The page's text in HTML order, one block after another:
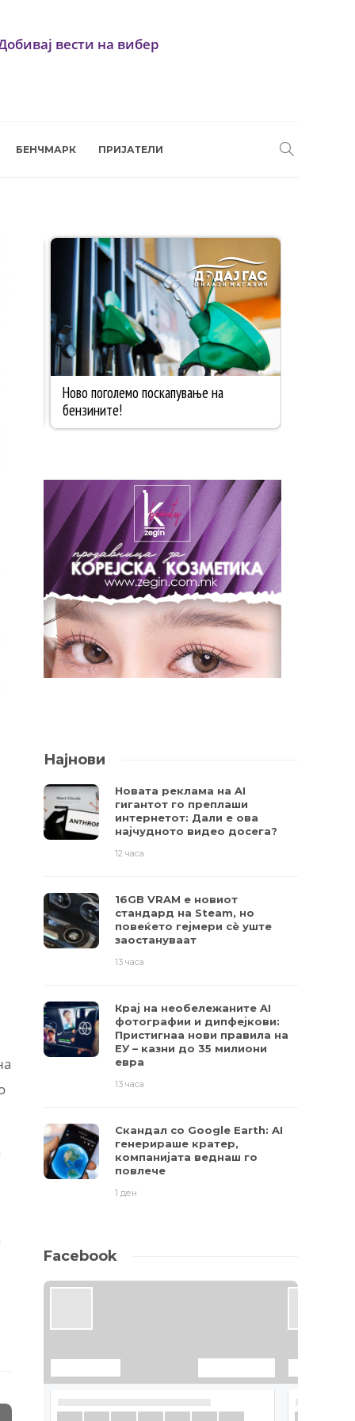
вести на вибер
БЕНЧМАРК ПРИЈАТЕЛИ
Најнови
Новата реклама на AI
гигантот го преплаши
интернетот: Дали е ова
најчудното видео досега?
12 часа
16GB VRAM е новиот
стандард на Steam, но
повеќето гејмери ​​сè уште
заостануваат
13 часа
Крај на необележаните AI
фотографии и дипфејкови:
Пристигнаа нови правила на
ЕУ – казни до 35 милиони
евра
13 часа
Скандал со Google Earth: AI
генерираше кратер,
компанијата веднаш го
повлече
1 ден
Facebook